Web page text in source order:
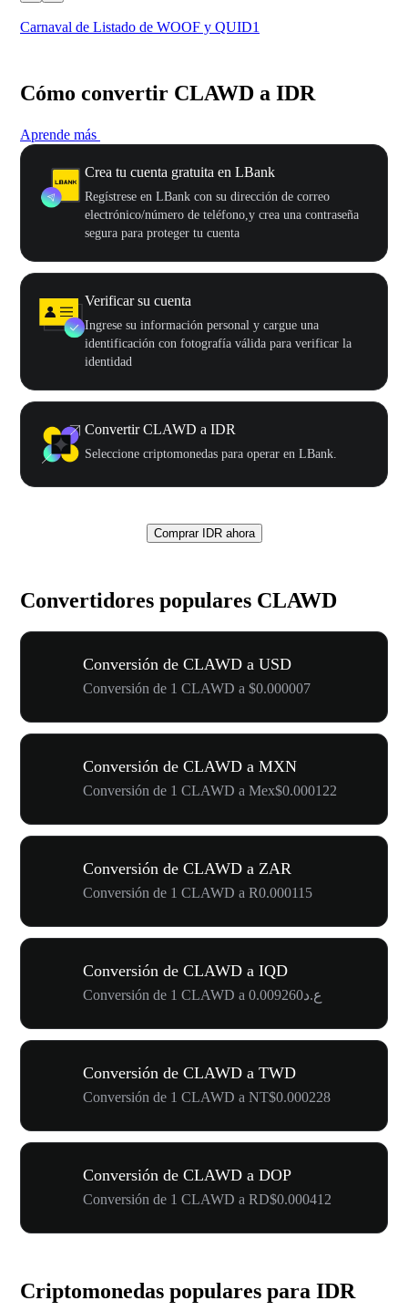
Carnaval de Listado de WOOF y QUID1
Cómo convertir CLAWD a IDR
Aprende más
Crea tu cuenta gratuita en LBank
Regístrese en LBank con su dirección de correo
electrónico/número de teléfono,y crea una contraseña
segura para proteger tu cuenta
Verificar su cuenta
Ingrese su información personal y cargue una
identificación con fotografía válida para verificar la
identidad
Convertir CLAWD a IDR
Seleccione criptomonedas para operar en LBank.
Comprar IDR ahora
Convertidores populares CLAWD
Conversión de CLAWD a USD
Conversión de 1 CLAWD a $0.000007
Conversión de CLAWD a MXN
Conversión de 1 CLAWD a Mex$0.000122
Conversión de CLAWD a ZAR
Conversión de 1 CLAWD a R0.000115
Conversión de CLAWD a IQD
Conversión de 1 CLAWD a ع.د0.009260
Conversión de CLAWD a TWD
Conversión de 1 CLAWD a NT$0.000228
Conversión de CLAWD a DOP
Conversión de 1 CLAWD a RD$0.000412
Criptomonedas populares para IDR